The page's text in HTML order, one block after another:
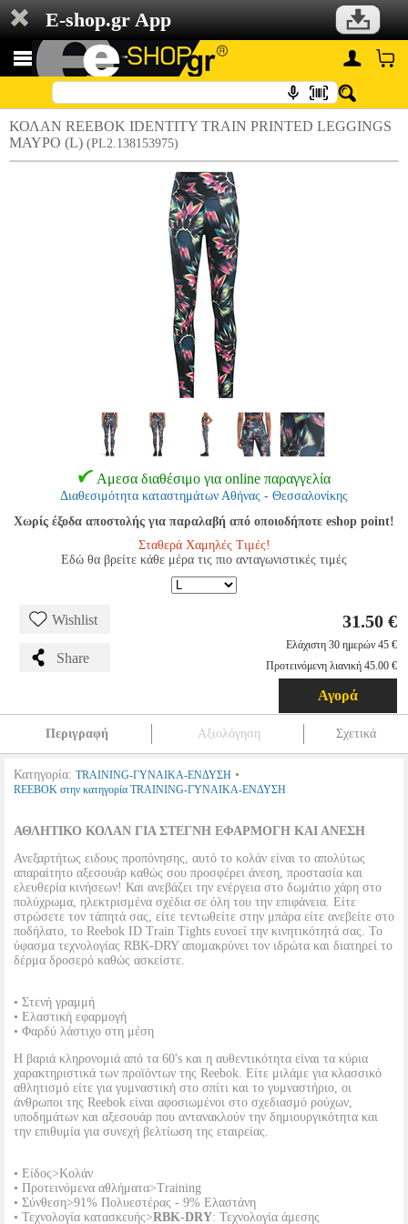
E-shop.gr App
ΚΟΛΑΝ REEBOK IDENTITY TRAIN PRINTED LEGGINGS
ΜΑΥΡΟ (L) (PL2.138153975)
Αμεσα διαθέσιμο για online παραγγελία
Διαθεσιμότητα καταστημάτων Αθήνας - Θεσσαλονίκης
Χωρίς έξοδα αποστολής για παραλαβή από οποιοδήποτε eshop point!
Σταθερά Χαμηλές Τιμές!
Εδώ θα βρείτε κάθε μέρα τις πιο ανταγωνιστικές τιμές
Wishlist
Share
31.50 €
Ελάχιστη 30 ημερών 45 €
Προτεινόμενη λιανική 45.00 €
Αγορά
Περιγραφή Αξιολόγηση Σχετικά
Κατηγορία: TRAINING-ΓΥΝΑΙΚΑ-ΕΝΔΥΣΗ •
REEBOK στην κατηγορία TRAINING-ΓΥΝΑΙΚΑ-ΕΝΔΥΣΗ
ΑΘΛΗΤΙΚΟ ΚΟΛΑΝ ΓΙΑ ΣΤΕΓΝΗ ΕΦΑΡΜΟΓΗ ΚΑΙ ΑΝΕΣΗ
Ανεξαρτήτως ειδους προπόνησης, αυτό το κολάν είναι το απολύτως
απαραίτητο αξεσουάρ καθώς σου προσφέρει άνεση, προστασία και
ελευθερία κινήσεων! Και ανεβάζει την ενέργεια στο δωμάτιο χάρη στο
πολύχρωμα, ηλεκτρισμένα σχέδια σε όλη του την επιφάνεια. Είτε
στρώσετε τον τάπητά σας, είτε τεντωθείτε στην μπάρα είτε ανεβείτε στο
ποδήλατο, το Reebok ID Train Tights ευνοεί την κινητικότητά σας. Το
ύφασμα τεχνολογίας RBK-DRY απομακρύνει τον ιδρώτα και διατηρεί το
δέρμα δροσερό καθώς ασκείστε.
• Στενή γραμμή
• Ελαστική εφαρμογή
• Φαρδύ λάστιχο στη μέση
Η βαριά κληρονομιά από τα 60's και η αυθεντικότητα είναι τα κύρια
χαρακτηριστικά των προϊόντων της Reebok. Είτε μιλάμε για κλασσικό
αθλητισμό είτε για γυμναστική στο σπίτι και το γυμναστήριο, οι
άνθρωποι της Reebok είναι αφοσιωμένοι στο σχεδιασμό ρούχων,
υποδημάτων και αξεσουάρ που αντανακλούν την δημιουργικότητα και
την επιθυμία για συνεχή βελτίωση της εταιρείας.
• Είδος>Κολάν
• Προτεινόμενα αθλήματα>Training
• Σύνθεση>91% Πολυεστέρας - 9% Ελαστάνη
• Τεχνολογία κατασκευής>RBK-DRY: Τεχνολογία άμεσης